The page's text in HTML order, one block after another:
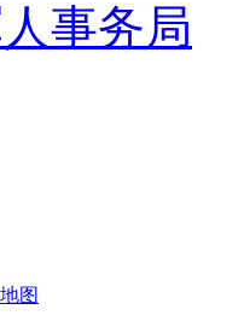
事务局
图